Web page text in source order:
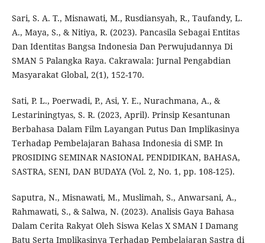
Sari, S. A. T., Misnawati, M., Rusdiansyah, R., Taufandy, L.
A., Maya, S., & Nitiya, R. (2023). Pancasila Sebagai Entitas
Dan Identitas Bangsa Indonesia Dan Perwujudannya Di
SMAN 5 Palangka Raya. Cakrawala: Jurnal Pengabdian
Masyarakat Global, 2(1), 152-170.
Sati, P. L., Poerwadi, P., Asi, Y. E., Nurachmana, A., &
Lestariningtyas, S. R. (2023, April). Prinsip Kesantunan
Berbahasa Dalam Film Layangan Putus Dan Implikasinya
Terhadap Pembelajaran Bahasa Indonesia di SMP. In
PROSIDING SEMINAR NASIONAL PENDIDIKAN, BAHASA,
SASTRA, SENI, DAN BUDAYA (Vol. 2, No. 1, pp. 108-125).
Saputra, N., Misnawati, M., Muslimah, S., Anwarsani, A.,
Rahmawati, S., & Salwa, N. (2023). Analisis Gaya Bahasa
Dalam Cerita Rakyat Oleh Siswa Kelas X SMAN I Damang
Batu Serta Implikasinya Terhadap Pembelajaran Sastra di